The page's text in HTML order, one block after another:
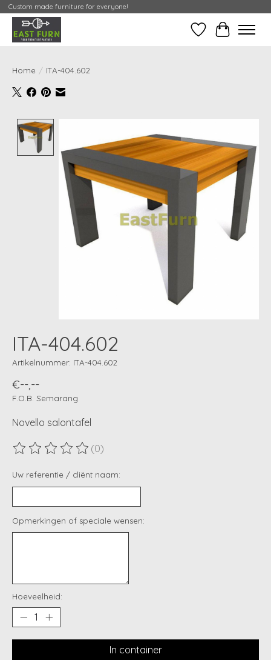
Custom made furniture for everyone!
Verlanglijst
Mijn
Home / ITA-404.602
ITA-404.602
Artikelnummer: ITA-404.602
€--,--
F.O.B. Semarang
Novello salontafel
De beoordeling van dit product is
(0)
Uw referentie / cliënt naam:
Opmerkingen of speciale wensen:
Hoeveelheid:
In container